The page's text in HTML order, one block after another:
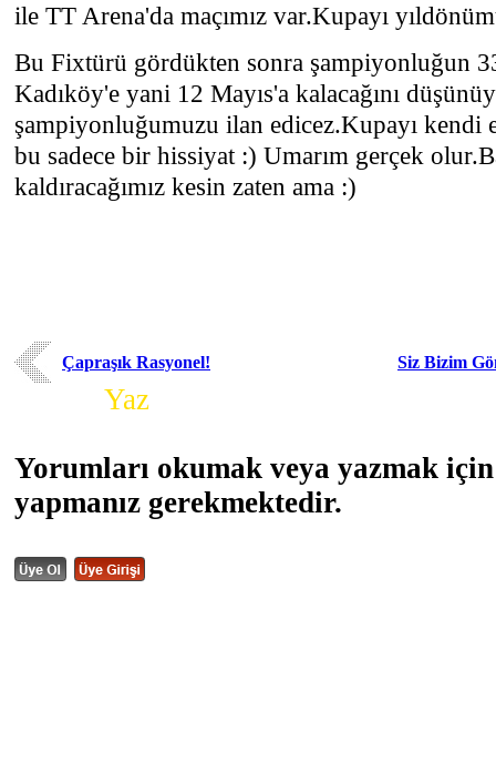
ile TT Arena'da maçımız var.Kupayı
Bu Fixtürü gördükten sonra şampiyonluğun
Kadıköy'e yani 12 Mayıs'a kalacağını
şampiyonluğumuzu ilan edicez.Kupayı kendi
bu sadece bir hissiyat :) Umarım gerçek
kaldıracağımız kesin zaten ama :)
Çapraşık Rasyonel! Siz Bizim
Yaz
Yorumları okumak veya yazmak
yapmanız gerekmektedir.